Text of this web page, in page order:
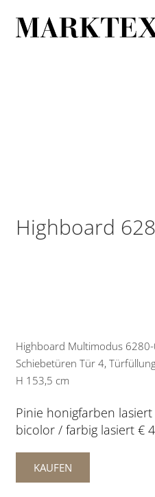
Highboard
Highboard Multimodus
Schiebetüren Tür 4,
H 153,5 cm
Pinie honigfarben lasiert
bicolor / farbig lasiert €
KAUFEN